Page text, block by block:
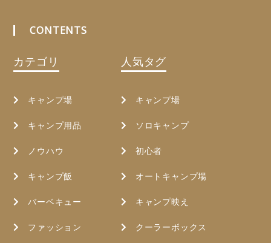
CONTENTS
カテゴリ
キャンプ場
キャンプ用品
ノウハウ
キャンプ飯
バーベキュー
ファッション
人気タグ
キャンプ場
ソロキャンプ
初心者
オートキャンプ場
キャンプ映え
クーラーボックス